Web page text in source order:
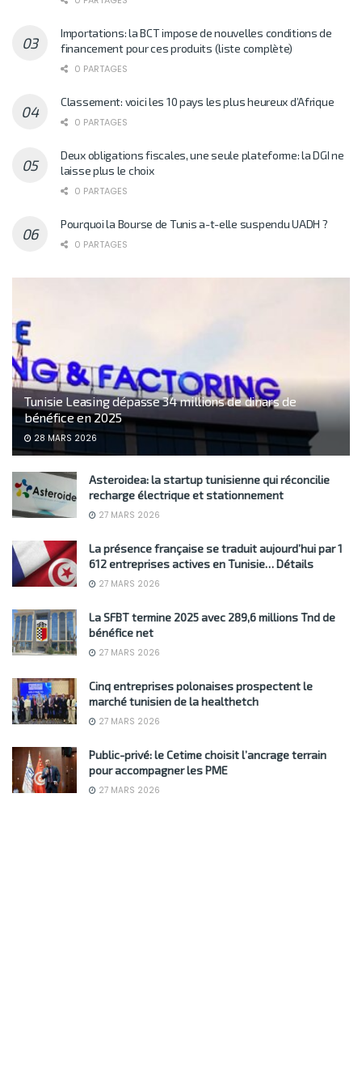
Importations: la BCT impose de nouvelles conditions de
financement pour ces produits (liste complète)
0 PARTAGES
Classement: voici les 10 pays les plus heureux d’Afrique
0 PARTAGES
Deux obligations fiscales, une seule plateforme: la DGI ne
laisse plus le choix
0 PARTAGES
Pourquoi la Bourse de Tunis a-t-elle suspendu UADH ?
0 PARTAGES
Tunisie Leasing dépasse 34 millions de dinars de
bénéfice en 2025
28 MARS 2026
Asteroidea: la startup tunisienne qui réconcilie
recharge électrique et stationnement
27 MARS 2026
La présence française se traduit aujourd’hui par 1
612 entreprises actives en Tunisie… Détails
27 MARS 2026
La SFBT termine 2025 avec 289,6 millions Tnd de
bénéfice net
27 MARS 2026
Cinq entreprises polonaises prospectent le
marché tunisien de la healthetch
27 MARS 2026
Public-privé: le Cetime choisit l’ancrage terrain
pour accompagner les PME
27 MARS 2026